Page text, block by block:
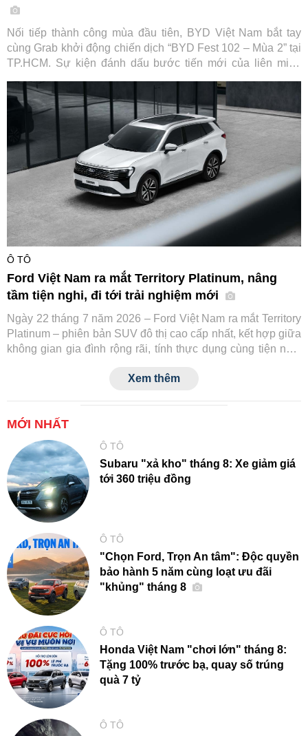
Nối tiếp thành công mùa đầu tiên, BYD Việt Nam bắt tay
cùng Grab khởi động chiến dịch “BYD Fest 102 – Mùa 2” tại
TP.HCM. Sự kiện đánh dấu bước tiến mới của liên minh
đẩy chuyển đổi xanh cho ngành vận tải dịch vụ tại Việt Nam.
Ô TÔ
Ford Việt Nam ra mắt Territory Platinum, nâng
tầm tiện nghi, đi tới trải nghiệm mới
Ngày 22 tháng 7 năm 2026 – Ford Việt Nam ra mắt Territory
Platinum – phiên bản SUV đô thị cao cấp nhất, kết hợp giữa
không gian gia đình rộng rãi, tính thực dụng cùng tiện nghi
Xem thêm
MỚI NHẤT
Ô TÔ
Subaru "xả kho" tháng 8: Xe giảm giá
tới 360 triệu đồng
Ô TÔ
"Chọn Ford, Trọn An tâm": Độc quyền
bảo hành 5 năm cùng loạt ưu đãi
"khủng" tháng 8
Ô TÔ
Honda Việt Nam "chơi lớn" tháng 8:
Tặng 100% trước bạ, quay số trúng
quà 7 tỷ
Ô TÔ